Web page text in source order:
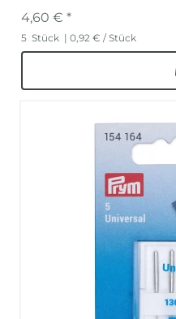
4,60 € *
5 Stück | 0,92 € / Stück